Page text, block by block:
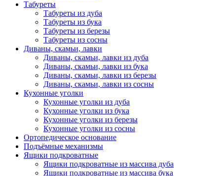
Табуреты
Табуреты из дуба
Табуреты из бука
Табуреты из березы
Табуреты из сосны
Диваны, скамьи, лавки
Диваны, скамьи, лавки из дуба
Диваны, скамьи, лавки из бука
Диваны, скамьи, лавки из березы
Диваны, скамьи, лавки из сосны
Кухонные уголки
Кухонные уголки из дуба
Кухонные уголки из бука
Кухонные уголки из березы
Кухонные уголки из сосны
Ортопедическое основание
Подъёмные механизмы
Ящики подкроватные
Ящики подкроватные из массива дуба
Ящики подкроватные из массива бука